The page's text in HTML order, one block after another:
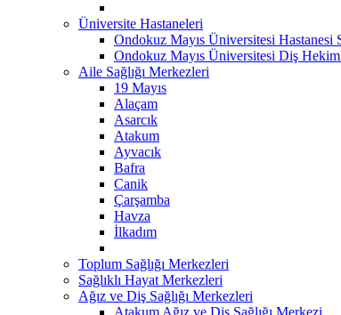
Üniversite Hastaneleri
Ondokuz Mayıs Üniversitesi Hastanesi
Ondokuz Mayıs Üniversitesi Diş
Aile Sağlığı Merkezleri
19 Mayıs
Alaçam
Asarcık
Atakum
Ayvacık
Bafra
Canik
Çarşamba
Havza
İlkadım
Toplum Sağlığı Merkezleri
Sağlıklı Hayat Merkezleri
Ağız ve Diş Sağlığı Merkezleri
Atakum Ağız ve Diş Sağlığı Merkezi